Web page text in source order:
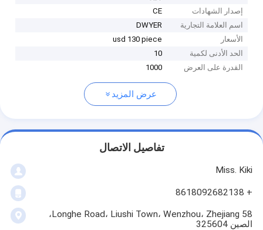
إصدار الشهادات
CE
اسم العلامة التجارية
DWYER
الأسعار
usd 130 piece
الحد الأدنى لكمية
10
القدرة على العرض
1000
عرض المزيد
تفاصيل الاتصال
Miss. Kiki
+ 8618092682138
58 Longhe Road، Liushi Town، Wenzhou، Zhejiang،
الصين 325604